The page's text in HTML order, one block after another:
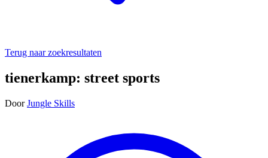
Terug naar zoekresultaten
tienerkamp: street sports
Door Jungle Skills